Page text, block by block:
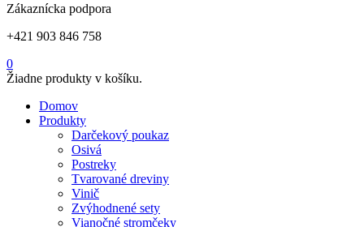
Zákaznícka podpora
+421 903 846 758
0
Žiadne produkty v košíku.
Domov
Produkty
Darčekový poukaz
Osivá
Postreky
Tvarované dreviny
Vinič
Zvýhodnené sety
Vianočné stromčeky